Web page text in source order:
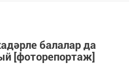
балалар да
[фоторепортаж]